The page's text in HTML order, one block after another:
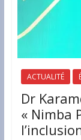
ACTUALITÉ
Dr
« Nimba